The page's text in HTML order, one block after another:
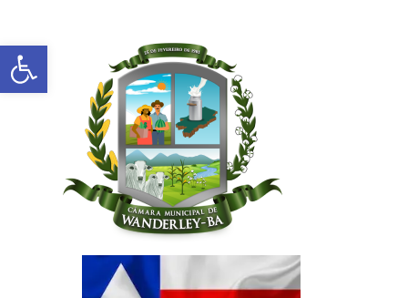
Abrir a barra de ferramentas